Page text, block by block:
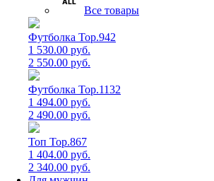
Все товары
Футболка Top.942
1 530.00 руб.
2 550.00 руб.
Футболка Top.1132
1 494.00 руб.
2 490.00 руб.
Топ Top.867
1 404.00 руб.
2 340.00 руб.